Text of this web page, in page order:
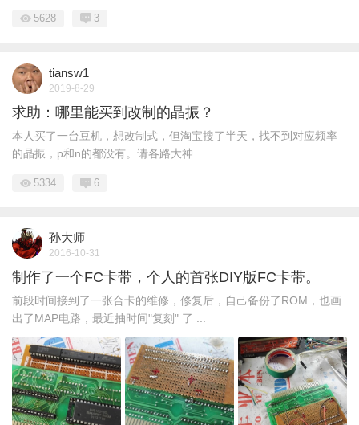
5628 3
tiansw1
2019-8-29
求助：哪里能买到改制的晶振？
本人买了一台豆机，想改制式，但淘宝搜了半天，找不到对应频率
的晶振，p和n的都没有。请各路大神 ...
5334 6
孙大师
2016-10-31
制作了一个FC卡带，个人的首张DIY版FC卡带。
前段时间接到了一张合卡的维修，修复后，自己备份了ROM，也画
出了MAP电路，最近抽时间"复刻" 了 ...